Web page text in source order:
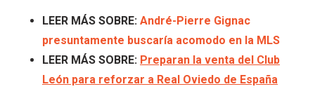
LEER MÁS SOBRE: André-Pierre Gignac
presuntamente buscaría acomodo en la MLS
LEER MÁS SOBRE: Preparan la venta del Club
León para reforzar a Real Oviedo de España